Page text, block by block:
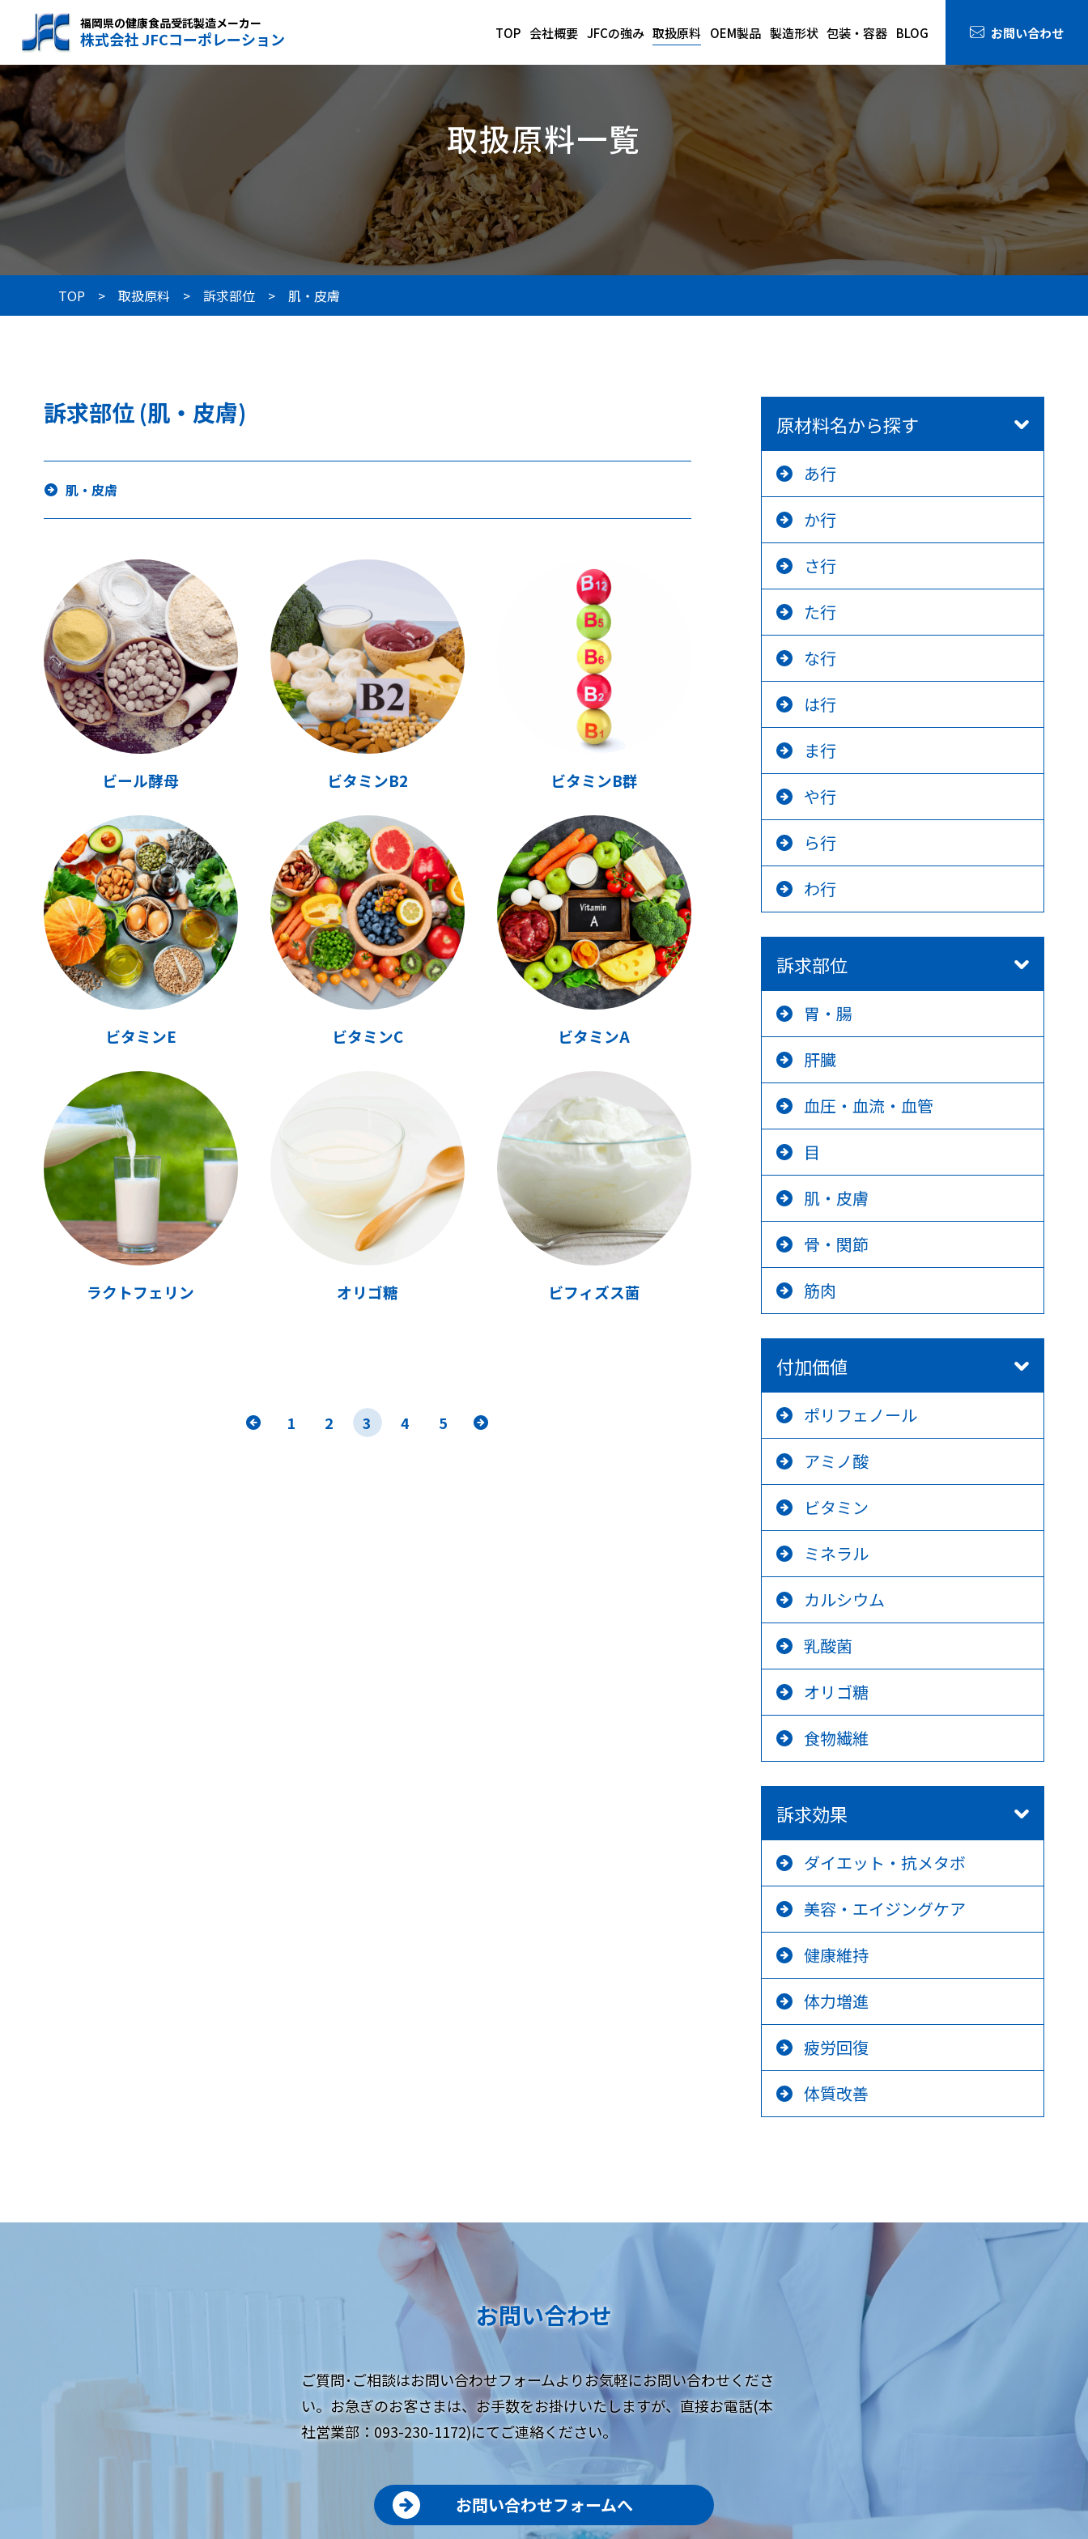
福岡県の健康食品受託製造メーカー
株式会社 JFCコーポレーション TOP 会社概要 JFCの強み 取扱原料 OEM製品 製造形状 包装・容器 BLOG お問い合わせ
取扱原料一覧
TOP 取扱原料 訴求部位 肌・皮膚
訴求部位 (肌・皮膚)
肌・皮膚
ビール酵母 ビタミンB2 ビタミンB群
ビタミンE ビタミンC ビタミンA
ラクトフェリン オリゴ糖 ビフィズス菌
1 2 3 4 5
原材料名から探す
あ行
か行
さ行
た行
な行
は行
ま行
や行
ら行
わ行
訴求部位
胃・腸
肝臓
血圧・血流・血管
目
肌・皮膚
骨・関節
筋肉
付加価値
ポリフェノール
アミノ酸
ビタミン
ミネラル
カルシウム
乳酸菌
オリゴ糖
食物繊維
訴求効果
ダイエット・抗メタボ
美容・エイジングケア
健康維持
体力増進
疲労回復
体質改善
お問い合わせ
ご質問･ご相談はお問い合わせフォームよりお気軽にお問い合わせくださ
い。お急ぎのお客さまは、お手数をお掛けいたしますが、直接お電話(本
社営業部：093-230-1172)にてご連絡ください。
お問い合わせフォームへ